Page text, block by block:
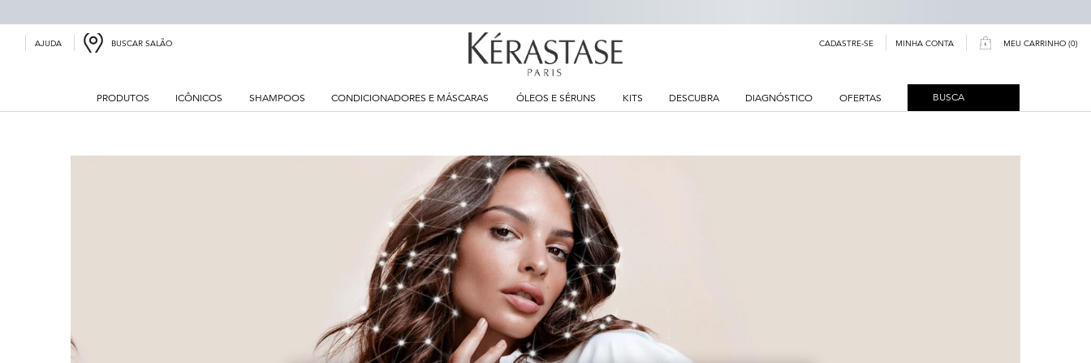
AJUDA BUSCAR SALÃO CADASTRE-SE MINHA CONTA MEU CARRINHO 0
0 PRODUCT IN CART
PRODUTOS ICÔNICOS SHAMPOOS CONDICIONADORES E MÁSCARAS ÓLEOS E SÉRUNS KITS DESCUBRA DIAGNÓSTICO OFERTAS BUSCA